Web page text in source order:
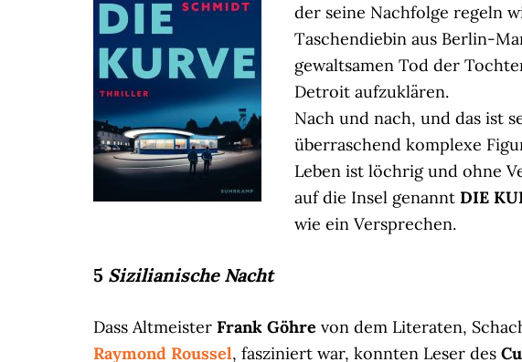
der seine Nachfolge regeln
Taschendiebin aus Berlin-
gewaltsamen Tod der
Detroit aufzuklären.
Nach und nach, und das ist
überraschend komplexe
Leben ist löchrig und ohne
auf die Insel genannt DIE
wie ein Versprechen.
5 Sizilianische Nacht
Dass Altmeister Frank Göhre von dem Literaten,
Raymond Roussel, fasziniert war, konnten Leser des